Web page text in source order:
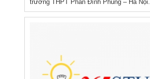
trường THPT Phan Đình Phùng – Hà Nội.